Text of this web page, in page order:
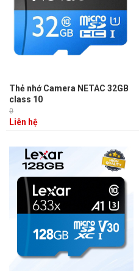
Thẻ nhớ Camera NETAC 32GB
class 10
0
Liên hệ